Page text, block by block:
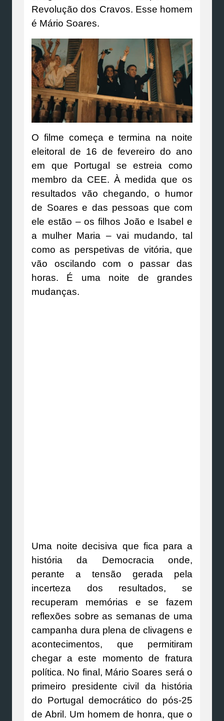
Revolução dos Cravos. Esse homem
é Mário Soares.
O filme começa e termina na noite
eleitoral de 16 de fevereiro do ano
em que Portugal se estreia como
membro da CEE. À medida que os
resultados vão chegando, o humor
de Soares e das pessoas que com
ele estão – os filhos João e Isabel e
a mulher Maria – vai mudando, tal
como as perspetivas de vitória, que
vão oscilando com o passar das
horas. É uma noite de grandes
mudanças.
Uma noite decisiva que fica para a
história da Democracia onde,
perante a tensão gerada pela
incerteza dos resultados, se
recuperam memórias e se fazem
reflexões sobre as semanas de uma
campanha dura plena de clivagens e
acontecimentos, que permitiram
chegar a este momento de fratura
política. No final, Mário Soares será o
primeiro presidente civil da his­tória
do Portugal democrático do pós-25
de Abril. Um homem de honra, que o